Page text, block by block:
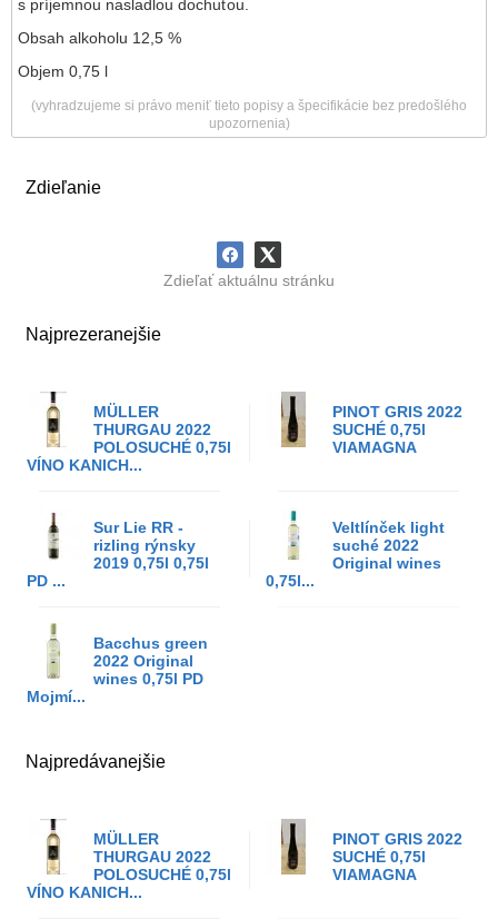
Zdieľanie
Zdieľať aktuálnu stránku
Najprezeranejšie
MÜLLER
THURGAU 2022
POLOSUCHÉ 0,75l
VÍNO KANICH...
PINOT GRIS 2022
SUCHÉ 0,75l
VIAMAGNA
Sur Lie RR -
rizling rýnsky
2019 0,75l 0,75l
PD ...
Veltlínček light
suché 2022
Original wines
0,75l...
Bacchus green
2022 Original
wines 0,75l PD
Mojmí...
Najpredávanejšie
MÜLLER
THURGAU 2022
POLOSUCHÉ 0,75l
VÍNO KANICH...
PINOT GRIS 2022
SUCHÉ 0,75l
VIAMAGNA
s príjemnou nasladlou dochuťou.
Obsah alkoholu 12,5 %
Objem 0,75 l
(vyhradzujeme si právo meniť tieto popisy a špecifikácie bez predošlého
upozornenia)